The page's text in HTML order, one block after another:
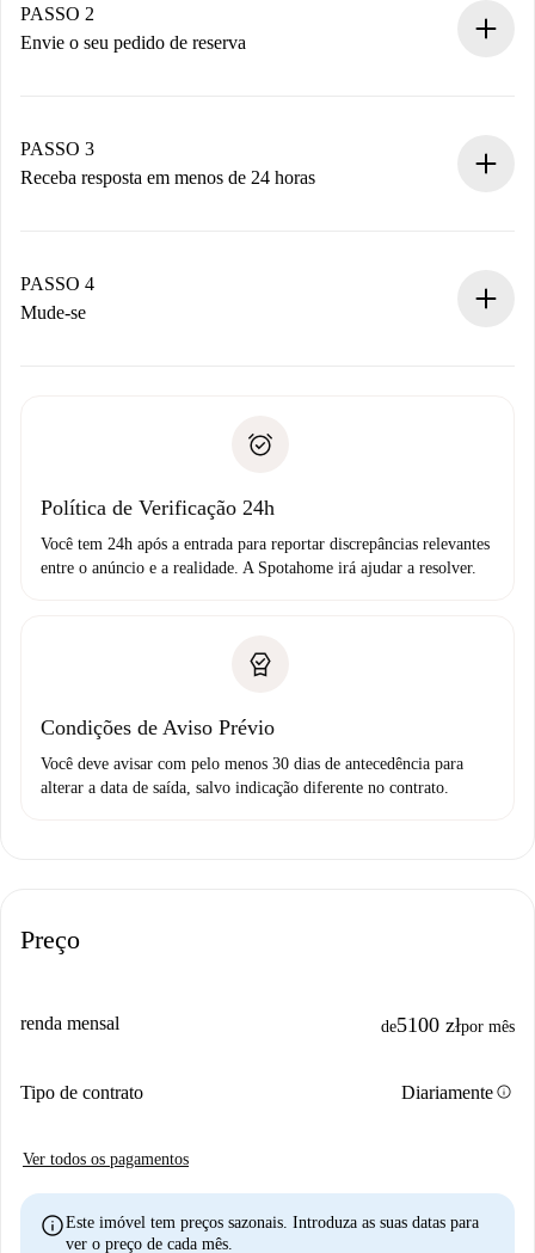
Você tem todas as informações necessárias
antecipadamente.
PASSO 2
Envie o seu pedido de reserva
Não cobramos nada até que o proprietário confirme.
PASSO 3
Receba resposta em menos de 24 horas
proprietário.
Se recusada: não cobraremos nada e ofereceremos
Débito direto bancário
PASSO 4
Mude-se
não comunicar nenhum problema.
Política de Verificação 24h
Você tem 24h após a entrada para reportar discrepâncias relevantes
entre o anúncio e a realidade. A Spotahome irá ajudar a resolver.
Condições de Aviso Prévio
Você deve avisar com pelo menos 30 dias de antecedência para
alterar a data de saída, salvo indicação diferente no contrato.
Preço
renda mensal de5100 złpor mês
Tipo de contrato Diariamenteinfo
Ver todos os pagamentos
infoEste imóvel tem preços sazonais. Introduza as suas datas para
ver o preço de cada mês.